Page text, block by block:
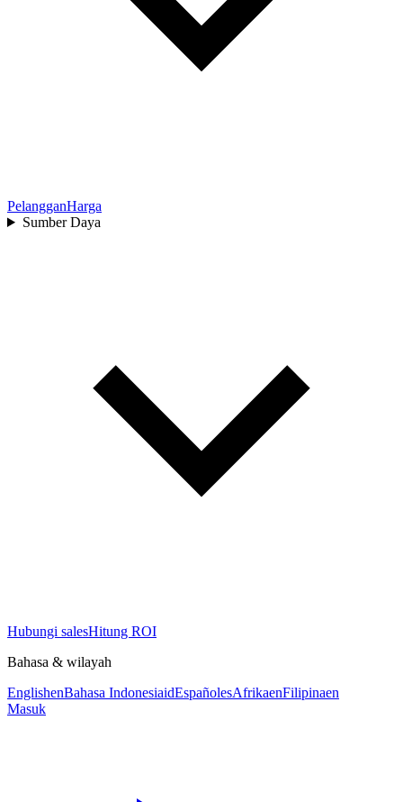
PelangganHarga
Sumber Daya
Hubungi salesHitung ROI
Bahasa & wilayah
EnglishenBahasa IndonesiaidEspañolesAfrikaenFilipinaen
Masuk